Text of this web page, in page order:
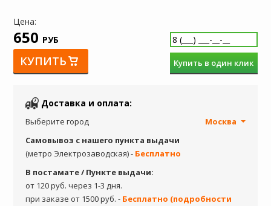
Цена:
650 РУБ
КУПИТЬ Купить в один клик
Доставка и оплата:
Выберите город
Москва
Самовывоз с нашего пункта выдачи
(метро Электрозаводская) - Бесплатно
В постамате / Пункте выдачи:
от 120 руб. через 1-3 дня.
при заказе от 1500 руб. - Бесплатно (подробности